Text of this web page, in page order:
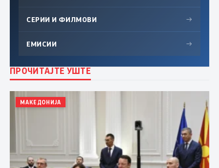
СЕРИИ И ФИЛМОВИ →
ЕМИСИИ →
ПРОЧИТАЈТЕ УШТЕ
МАКЕДОНИЈА